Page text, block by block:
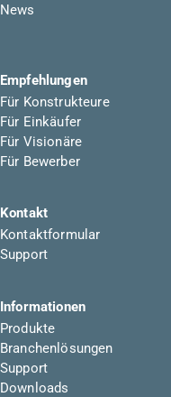
News
Empfehlungen
Für Konstrukteure
Für Einkäufer
Für Visionäre
Für Bewerber
Kontakt
Kontaktformular
Support
Informationen
Produkte
Branchenlösungen
Support
Downloads